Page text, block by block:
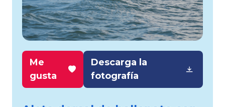
Me
gusta
Descarga la
fotografía